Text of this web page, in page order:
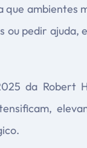
que ambientes
ou pedir ajuda,
da Robert